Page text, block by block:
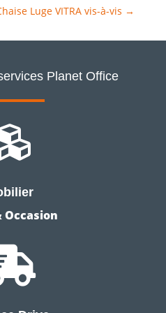
Luge VITRA vis-à-vis →
Planet Office
Occasion